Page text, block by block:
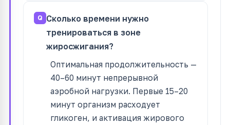
Сколько времени нужно
тренироваться в зоне
жиросжигания?
Оптимальная продолжительность —
40–60 минут непрерывной
аэробной нагрузки. Первые 15–20
минут организм расходует
гликоген, и активация жирового